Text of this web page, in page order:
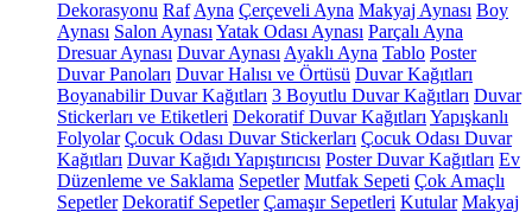
Dekorasyonu Raf Ayna Çerçeveli Ayna Makyaj Aynası Boy
Aynası Salon Aynası Yatak Odası Aynası Parçalı Ayna
Dresuar Aynası Duvar Aynası Ayaklı Ayna Tablo Poster
Duvar Panoları Duvar Halısı ve Örtüsü Duvar Kağıtları
Boyanabilir Duvar Kağıtları 3 Boyutlu Duvar Kağıtları Duvar
Stickerları ve Etiketleri Dekoratif Duvar Kağıtları Yapışkanlı
Folyolar Çocuk Odası Duvar Stickerları Çocuk Odası Duvar
Kağıtları Duvar Kağıdı Yapıştırıcısı Poster Duvar Kağıtları Ev
Düzenleme ve Saklama Sepetler Mutfak Sepeti Çok Amaçlı
Sepetler Dekoratif Sepetler Çamaşır Sepetleri Kutular Makyaj